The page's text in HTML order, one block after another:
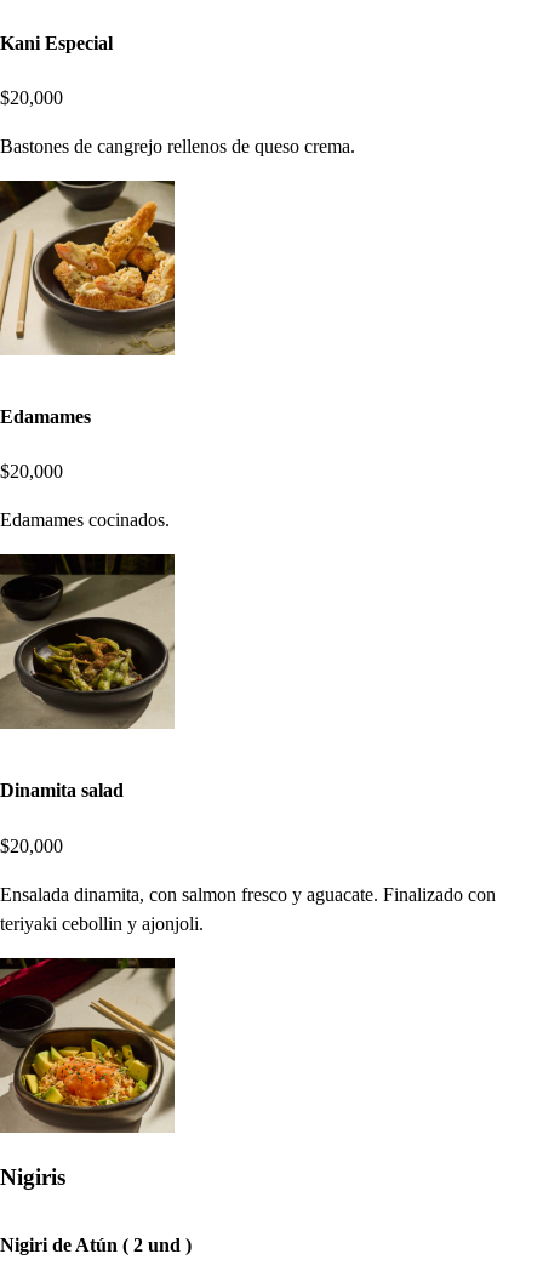
Kani Especial
$20,000
Bastones de cangrejo rellenos de queso crema.
Edamames
$20,000
Edamames cocinados.
Dinamita salad
$20,000
Ensalada dinamita, con salmon fresco y aguacate. Finalizado con
teriyaki cebollin y ajonjoli.
Nigiris
Nigiri de Atún ( 2 und )